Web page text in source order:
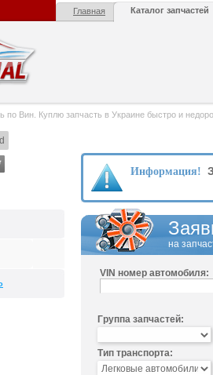
Главная Каталог запчастей
по Вин. Куплю запчасть в Украине быстро и
Информация!
на
VIN номер автомобиля:
Группа запчастей:
Тип транспорта: